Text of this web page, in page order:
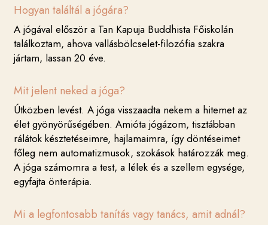
Hogyan találtál a jógára?
A jógával először a Tan Kapuja Buddhista Főiskolán
találkoztam, ahova vallásbölcselet-filozófia szakra
jártam, lassan 20 éve.
Mit jelent neked a jóga?
Útközben levést. A jóga visszaadta nekem a hitemet az
élet gyönyörűségében. Amióta jógázom, tisztábban
rálátok késztetéseimre, hajlamaimra, így döntéseimet
főleg nem automatizmusok, szokások határozzák meg.
A jóga számomra a test, a lélek és a szellem egysége,
egyfajta önterápia.
Mi a legfontosabb tanítás vagy tanács, amit adnál?